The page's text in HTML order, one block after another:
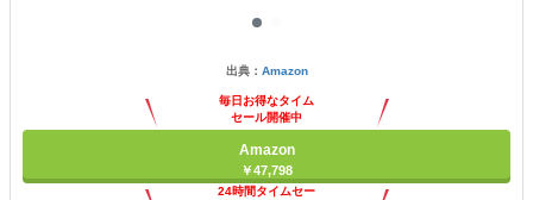
出典： Amazon
毎日お得なタイム
セール開催中
Amazon
￥47,798
24時間タイムセー